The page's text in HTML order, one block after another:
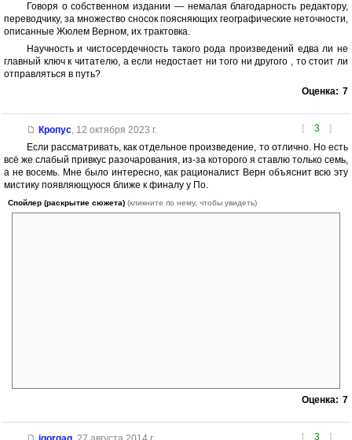
Говоря о собственном издании — немалая благодарность редактору,
переводчику, за множество сносок поясняющих географические неточности,
описанные Жюлем Верном, их трактовка.
Научность и чистосердечность такого рода произведений едва ли не
главный ключ к читателю, а если недостает ни того ни другого , то стоит ли
отправляться в путь?
Оценка: 7
[ 3 ]
Кропус, 12 октября 2023 г.
Если рассматривать, как отдельное произведение, то отлично. Но есть
всё же слабый привкус разочарования, из-за которого я ставлю только семь,
а не восемь. Мне было интересно, как рационалист Верн объяснит всю эту
мистику появляющуюся ближе к финалу у По.
Спойлер (раскрытие сюжета) (кликните по нему, чтобы увидеть)
Оценка: 7
[ 3 ]